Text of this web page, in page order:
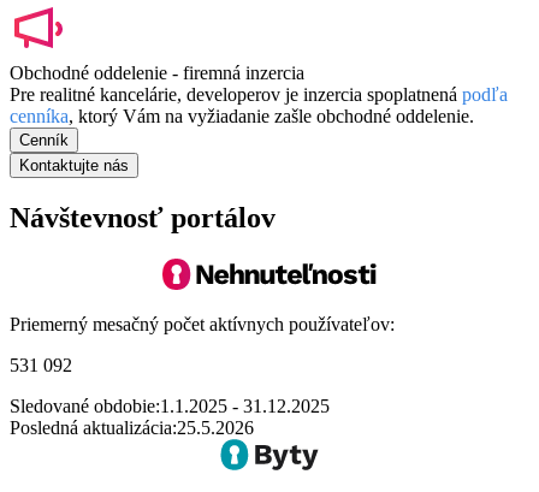
Obchodné oddelenie - firemná inzercia
Pre realitné kancelárie, developerov je inzercia spoplatnená podľa
cenníka, ktorý Vám na vyžiadanie zašle obchodné oddelenie.
Cenník
Kontaktujte nás
Návštevnosť portálov
Priemerný mesačný počet aktívnych používateľov:
531 092
Sledované obdobie:1.1.2025 - 31.12.2025
Posledná aktualizácia:25.5.2026